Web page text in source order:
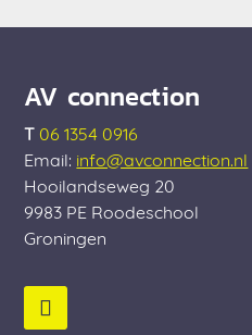
AV connection
T 06 1354 0916
Email: info@avconnection.nl
Hooilandseweg 20
9983 PE Roodeschool
Groningen